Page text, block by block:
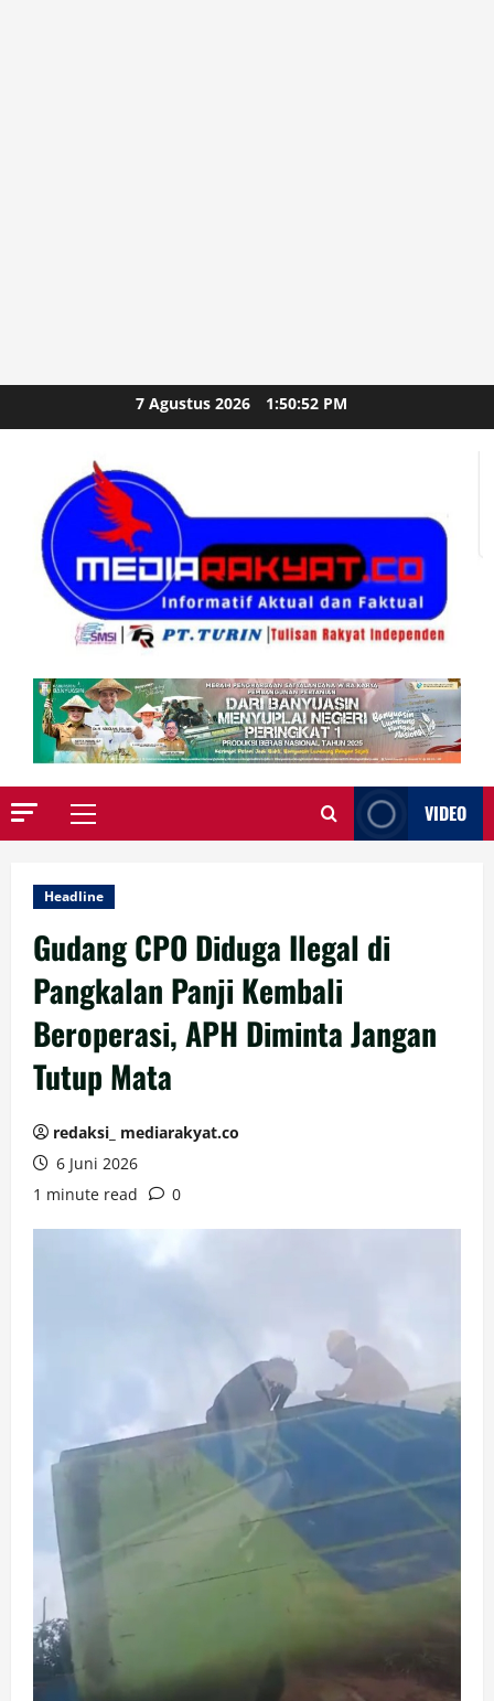
to
7 Agustus 2026 1:50:54 PM
Primary
VIDEO
Headline
Gudang CPO Diduga Ilegal di
Pangkalan Panji Kembali
Beroperasi, APH Diminta Jangan
Tutup Mata
redaksi_ mediarakyat.co
6 Juni 2026
1 minute read
0